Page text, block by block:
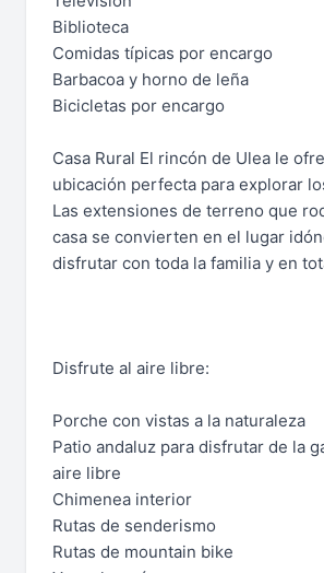
Biblioteca
Comidas típicas por encargo
Barbacoa y horno de leña
Bicicletas por encargo
Casa Rural El rincón de Ulea le
ubicación perfecta para explorar
Las extensiones de terreno que
casa se convierten en el lugar
disfrutar con toda la familia y en
Disfrute al aire libre:
Porche con vistas a la naturaleza
Patio andaluz para disfrutar de la
aire libre
Chimenea interior
Rutas de senderismo
Rutas de mountain bike